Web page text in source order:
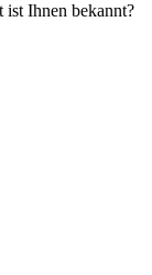
ist Ihnen bekannt?